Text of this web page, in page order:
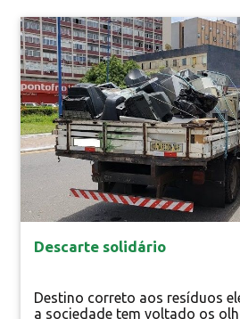
objetiva, mas porque a própria
variáveis como tipo de
Descarte solidário
Destino correto aos resíduos
a sociedade tem voltado os